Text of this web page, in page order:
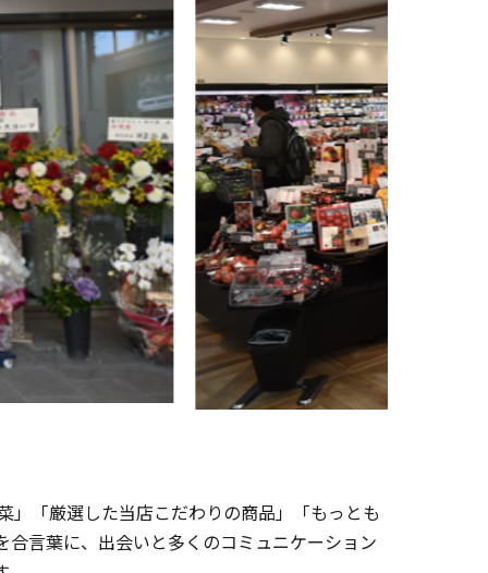
「厳選した当店こだわりの商品」「もっとも
言葉に、出会いと多くのコミュニケーション